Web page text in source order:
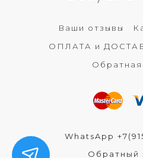
Ваши отзывы
ОПЛАТА и
Обратная
WhatsApp
Обратный